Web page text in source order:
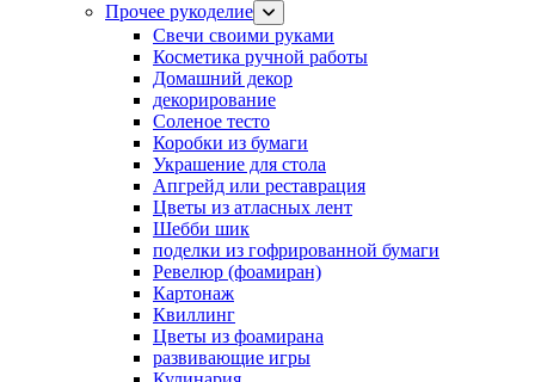
Прочее рукоделие
Свечи своими руками
Косметика ручной работы
Домашний декор
декорирование
Соленое тесто
Коробки из бумаги
Украшение для стола
Апгрейд или реставрация
Цветы из атласных лент
Шебби шик
поделки из гофрированной бумаги
Ревелюр (фоамиран)
Картонаж
Квиллинг
Цветы из фоамирана
развивающие игры